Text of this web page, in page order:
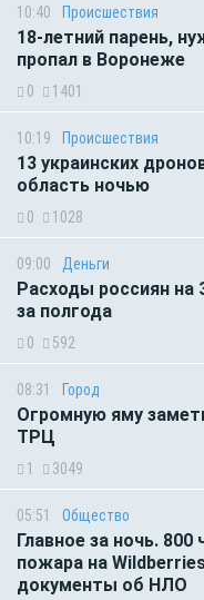
10:40 Происшествия
18-летний парень,
пропал в Воронеже
0 1401
10:19 Происшествия
13 украинских
область ночью
0 1028
09:00 Деньги
Расходы россиян
за полгода
0 592
08:31 Город
Огромную яму
ТРЦ
1 3049
05:51 Общество
Главное за ночь. 800
пожара на
документы об НЛО